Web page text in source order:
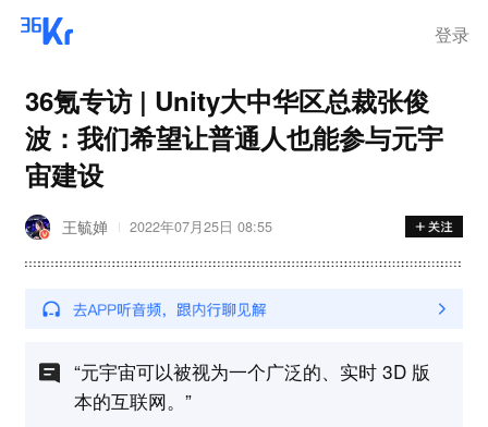
登录
36氪专访 | Unity大中华区总裁张俊
波：我们希望让普通人也能参与元宇
宙建设
王毓婵 2022年07月25日 08:55
“元宇宙可以被视为一个广泛的、实时 3D 版
本的互联网。”